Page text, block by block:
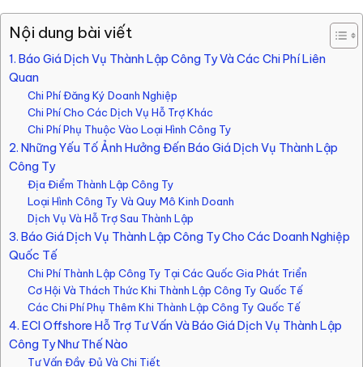
Nội dung bài viết
1. Báo Giá Dịch Vụ Thành Lập Công Ty Và Các Chi Phí Liên
Quan
Chi Phí Đăng Ký Doanh Nghiệp
Chi Phí Cho Các Dịch Vụ Hỗ Trợ Khác
Chi Phí Phụ Thuộc Vào Loại Hình Công Ty
2. Những Yếu Tố Ảnh Hưởng Đến Báo Giá Dịch Vụ Thành Lập
Công Ty
Địa Điểm Thành Lập Công Ty
Loại Hình Công Ty Và Quy Mô Kinh Doanh
Dịch Vụ Và Hỗ Trợ Sau Thành Lập
3. Báo Giá Dịch Vụ Thành Lập Công Ty Cho Các Doanh Nghiệp
Quốc Tế
Chi Phí Thành Lập Công Ty Tại Các Quốc Gia Phát Triển
Cơ Hội Và Thách Thức Khi Thành Lập Công Ty Quốc Tế
Các Chi Phí Phụ Thêm Khi Thành Lập Công Ty Quốc Tế
4. ECI Offshore Hỗ Trợ Tư Vấn Và Báo Giá Dịch Vụ Thành Lập
Công Ty Như Thế Nào
Tư Vấn Đầy Đủ Và Chi Tiết